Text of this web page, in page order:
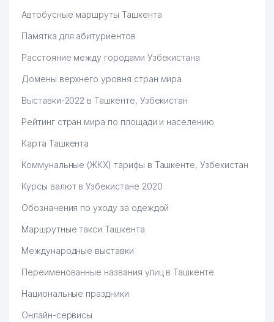
Автобусные маршруты Ташкента
Памятка для абитуриентов
Расстояние между городами Узбекистана
Домены верхнего уровня стран мира
Выставки-2022 в Ташкенте, Узбекистан
Рейтинг стран мира по площади и населению
Карта Ташкента
Коммунальные (ЖКХ) тарифы в Ташкенте, Узбекистан
Курсы валют в Узбекистане 2020
Обозначения по уходу за одеждой
Маршрутные такси Ташкента
Международные выставки
Переименованные названия улиц в Ташкенте
Национальные праздники
Онлайн-сервисы